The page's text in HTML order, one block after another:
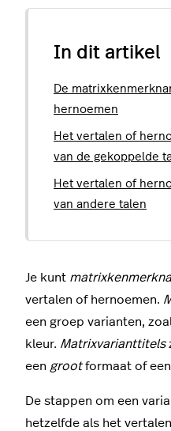
In dit artikel
De
hernoemen
Het vertalen of
van de gekoppelde
Het vertalen of
van andere talen
Je kunt
vertalen of hernoemen.
een groep varianten,
kleur. Matrixvarianttitels
een grootformaat of een
De stappen om een
hetzelfde als het